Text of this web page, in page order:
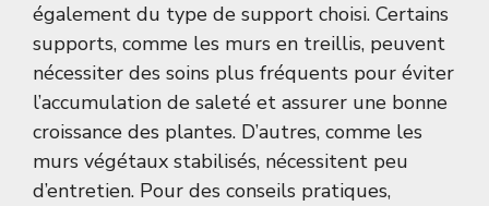
également du type de support choisi. Certains
supports, comme les murs en treillis, peuvent
nécessiter des soins plus fréquents pour éviter
l’accumulation de saleté et assurer une bonne
croissance des plantes. D’autres, comme les
murs végétaux stabilisés, nécessitent peu
d’entretien. Pour des conseils pratiques,